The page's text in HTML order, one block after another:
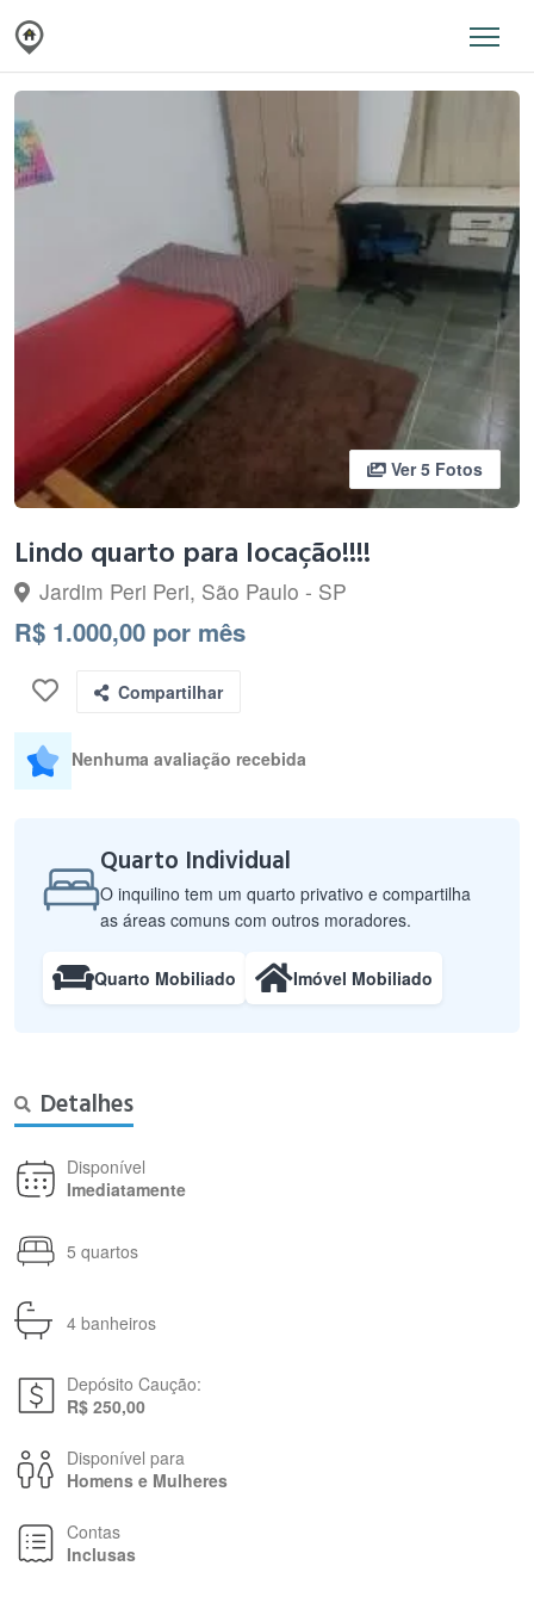
Ver 5 Fotos
Lindo quarto para locação!!!!
Jardim Peri Peri, São Paulo - SP
R$ 1.000,00 por mês
Compartilhar
Nenhuma avaliação recebida
Quarto Individual
O inquilino tem um quarto privativo e compartilha
as áreas comuns com outros moradores.
Quarto Mobiliado Imóvel Mobiliado
Detalhes
Disponível
Imediatamente
5 quartos
4 banheiros
Depósito Caução:
R$ 250,00
Disponível para
Homens e Mulheres
Contas
Inclusas